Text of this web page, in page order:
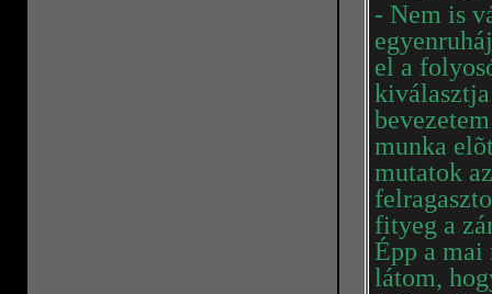
- Nem is
el a
munka
mutatok
fityeg a
Épp a mai
látom,